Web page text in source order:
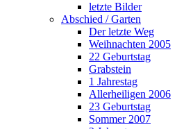
letzte Bilder
Abschied / Garten
Der letzte Weg
Weihnachten 2005
22 Geburtstag
Grabstein
1 Jahrestag
Allerheiligen 2006
23 Geburtstag
Sommer 2007